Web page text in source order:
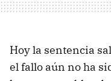
Hoy la sentencia
el fallo aún no ha